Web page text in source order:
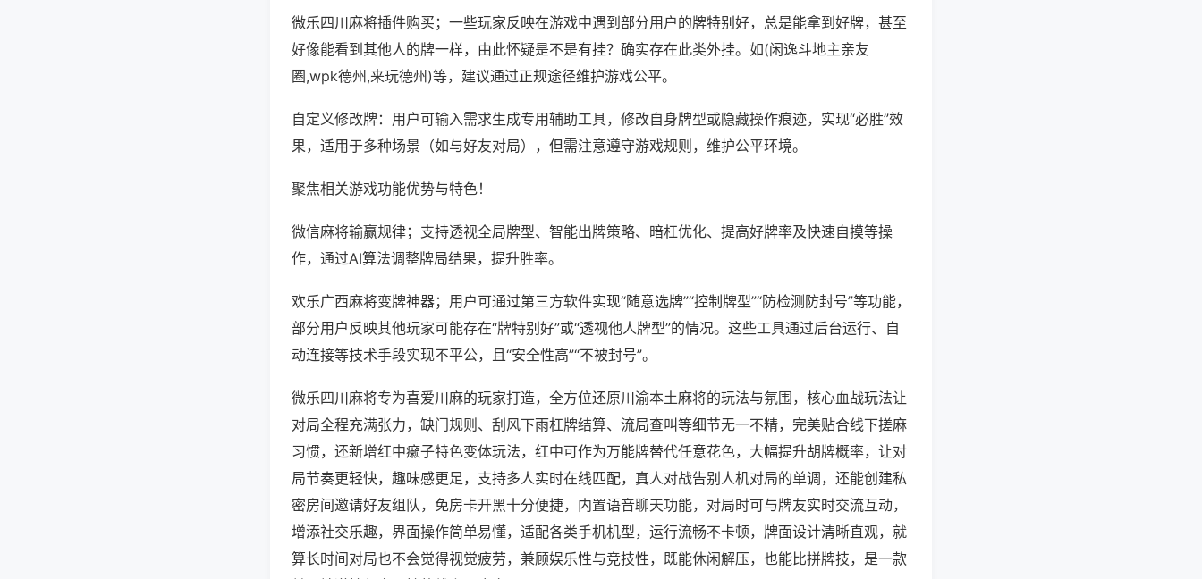
微乐四川麻将插件购买；一些玩家反映在游戏中遇到部分用户的牌特别好，总是能拿到好牌，甚至
好像能看到其他人的牌一样，由此怀疑是不是有挂？确实存在此类外挂。如(闲逸斗地主亲友
圈,wpk德州,来玩德州)等，建议通过正规途径维护游戏公平。
自定义修改牌：用户可输入需求生成专用辅助工具，修改自身牌型或隐藏操作痕迹，实现“必胜”效
果，适用于多种场景（如与好友对局），但需注意遵守游戏规则，维护公平环境。
聚焦相关游戏功能优势与特色！
微信麻将输赢规律；支持透视全局牌型、智能出牌策略、暗杠优化、提高好牌率及快速自摸等操
作，通过AI算法调整牌局结果，提升胜率。
欢乐广西麻将变牌神器；用户可通过第三方软件实现“随意选牌”“控制牌型”“防检测防封号”等功能，
部分用户反映其他玩家可能存在“牌特别好”或“透视他人牌型”的情况。这些工具通过后台运行、自
动连接等技术手段实现不平公，且“安全性高”“不被封号”。
微乐四川麻将专为喜爱川麻的玩家打造，全方位还原川渝本土麻将的玩法与氛围，核心血战玩法让
对局全程充满张力，缺门规则、刮风下雨杠牌结算、流局查叫等细节无一不精，完美贴合线下搓麻
习惯，还新增红中癞子特色变体玩法，红中可作为万能牌替代任意花色，大幅提升胡牌概率，让对
局节奏更轻快，趣味感更足，支持多人实时在线匹配，真人对战告别人机对局的单调，还能创建私
密房间邀请好友组队，免房卡开黑十分便捷，内置语音聊天功能，对局时可与牌友实时交流互动，
增添社交乐趣，界面操作简单易懂，适配各类手机机型，运行流畅不卡顿，牌面设计清晰直观，就
算长时间对局也不会觉得视觉疲劳，兼顾娱乐性与竞技性，既能休闲解压，也能比拼牌技，是一款